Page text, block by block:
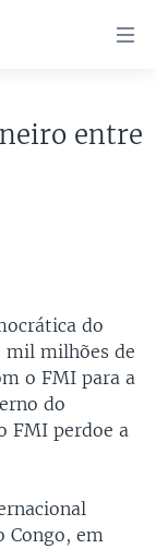
entre
do
mil milhões de
o FMI para a
do
FMI perdoe a
Congo, em